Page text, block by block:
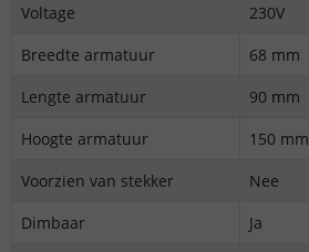
Voltage
230V
Breedte armatuur
68 mm
Lengte armatuur
90 mm
Hoogte armatuur
150 mm
Voorzien van stekker
Nee
Dimbaar
Ja